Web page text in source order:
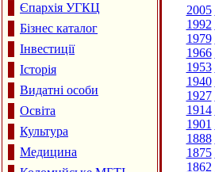
Єпархія УГКЦ
Бізнес каталог
Інвестиції
Історія
Видатні особи
Освіта
Культура
Медицина
2005
1992
1979
1966
1953
1940
1927
1914
1901
1888
1875
1862